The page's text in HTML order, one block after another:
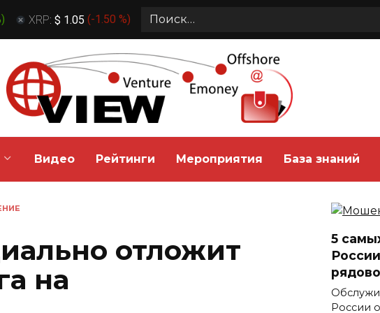
) XRP: $ 1.05 (-1.50 %)
Search
Видео Рейтинги Мероприятия База знаний
отложит
на
5
России